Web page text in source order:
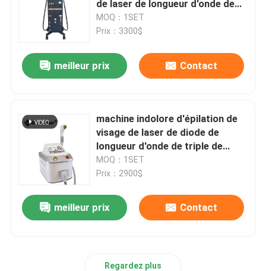
machine d'épilation de chargement initial
Machine partielle de laser de CO2
Machine de laser de picoseconde
Machine de laser d'Alexandrite
équipement multifonctionnel de beauté
de laser de longueur d'onde de
manière permanente
MOQ：1SET
Prix：3300$
meilleur prix Contact
machine indolore d'épilation de
visage de laser de diode de
longueur d'onde de triple de
230V 120J
MOQ：1SET
Prix：2900$
meilleur prix Contact
Regardez plus